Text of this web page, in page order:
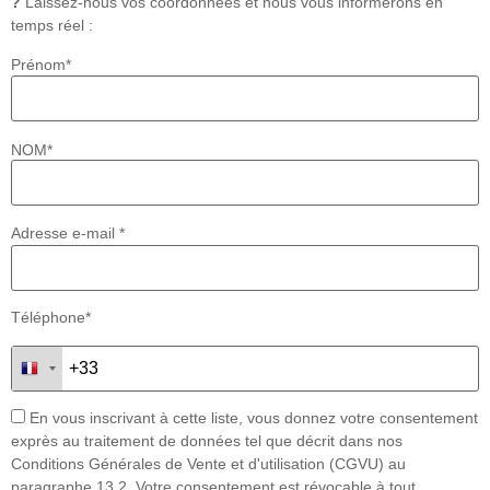
temps réel :
Prénom*
NOM*
Adresse e-mail *
Téléphone*
En vous inscrivant à cette liste, vous donnez votre consentement
exprès au traitement de données tel que décrit dans nos
Conditions Générales de Vente et d'utilisation (CGVU) au